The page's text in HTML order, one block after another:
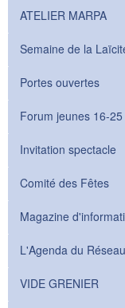
ATELIER MARPA
Semaine de la
Portes ouvertes
Forum jeunes 16-
Invitation spectacle
Comité des Fêtes
Magazine
L'Agenda du Réseau
VIDE GRENIER